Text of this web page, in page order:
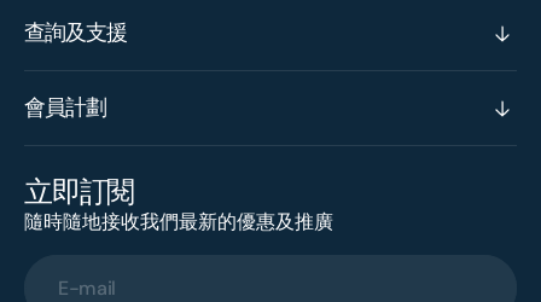
查詢及支援
會員計劃
立即訂閱
隨時隨地接收我們最新的優惠及推廣
E-mail